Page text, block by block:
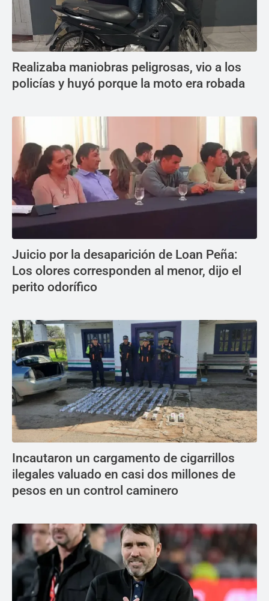
Realizaba maniobras peligrosas, vio a los
policías y huyó porque la moto era robada
Juicio por la desaparición de Loan Peña:
Los olores corresponden al menor, dijo el
perito odorífico
Incautaron un cargamento de cigarrillos
ilegales valuado en casi dos millones de
pesos en un control caminero